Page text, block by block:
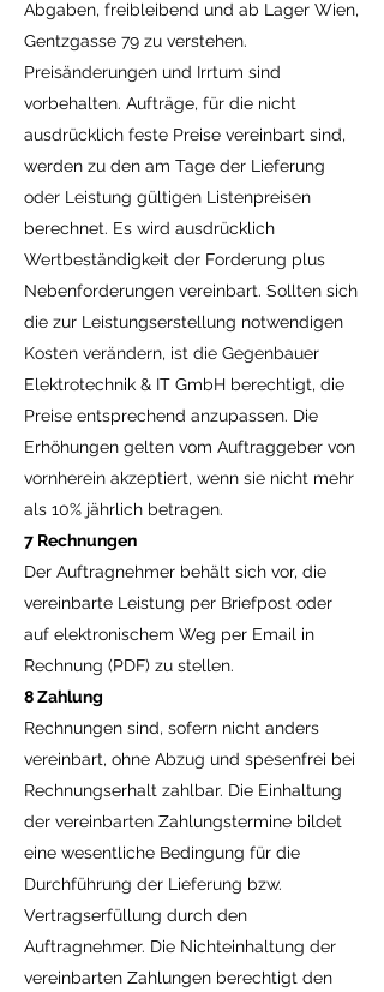
Abgaben, freibleibend und ab Lager Wien,
Gentzgasse 79 zu verstehen.
Preisänderungen und Irrtum sind
vorbehalten. Aufträge, für die nicht
ausdrücklich feste Preise vereinbart sind,
werden zu den am Tage der Lieferung
oder Leistung gültigen Listenpreisen
berechnet. Es wird ausdrücklich
Wertbeständigkeit der Forderung plus
Nebenforderungen vereinbart. Sollten sich
die zur Leistungserstellung notwendigen
Kosten verändern, ist die Gegenbauer
Elektrotechnik & IT GmbH berechtigt, die
Preise entsprechend anzupassen. Die
Erhöhungen gelten vom Auftraggeber von
vornherein akzeptiert, wenn sie nicht mehr
als 10% jährlich betragen.
7 Rechnungen
Der Auftragnehmer behält sich vor, die
vereinbarte Leistung per Briefpost oder
auf elektronischem Weg per Email in
Rechnung (PDF) zu stellen.
8 Zahlung
Rechnungen sind, sofern nicht anders
vereinbart, ohne Abzug und spesenfrei bei
Rechnungserhalt zahlbar. Die Einhaltung
der vereinbarten Zahlungstermine bildet
eine wesentliche Bedingung für die
Durchführung der Lieferung bzw.
Vertragserfüllung durch den
Auftragnehmer. Die Nichteinhaltung der
vereinbarten Zahlungen berechtigt den